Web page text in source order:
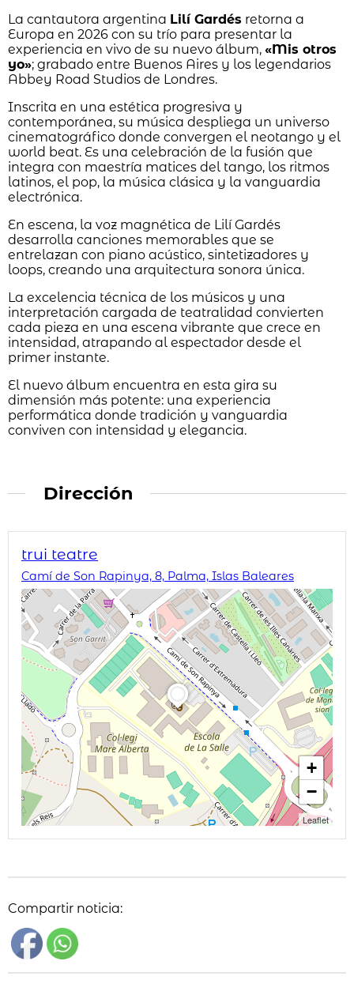
La cantautora argentina Lilí Gardés retorna a
Europa en 2026 con su trío para presentar la
experiencia en vivo de su nuevo álbum, «Mis otros
yo»; grabado entre Buenos Aires y los legendarios
Abbey Road Studios de Londres.
Inscrita en una estética progresiva y
contemporánea, su música despliega un universo
cinematográfico donde convergen el neotango y el
world beat. Es una celebración de la fusión que
integra con maestría matices del tango, los ritmos
latinos, el pop, la música clásica y la vanguardia
electrónica.
En escena, la voz magnética de Lilí Gardés
desarrolla canciones memorables que se
entrelazan con piano acústico, sintetizadores y
loops, creando una arquitectura sonora única.
La excelencia técnica de los músicos y una
interpretación cargada de teatralidad convierten
cada pieza en una escena vibrante que crece en
intensidad, atrapando al espectador desde el
primer instante.
El nuevo álbum encuentra en esta gira su
dimensión más potente: una experiencia
performática donde tradición y vanguardia
conviven con intensidad y elegancia.
Dirección
trui teatre
Camí de Son Rapinya, 8, Palma, Islas Baleares
+
−
Leaflet
Compartir noticia: